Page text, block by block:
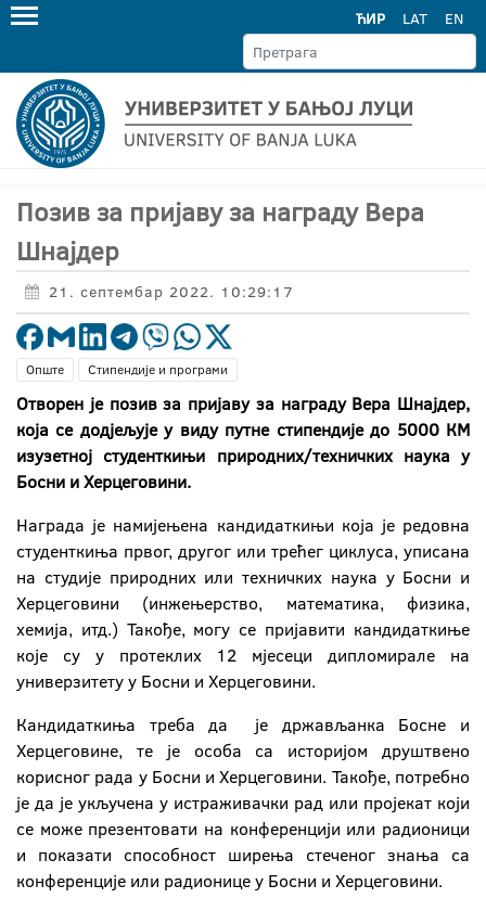
ЋИР LAT EN
Позив за пријаву за награду Вера
Шнајдер
21. септембар 2022. 10:29:17
Опште Стипендије и програми
Отворен је позив за пријаву за награду Вера Шнајдер,
која се додјељује у виду путне стипендије до 5000 КМ
изузетној студенткињи природних/техничких наука у
Босни и Херцеговини.
Награда је намијењена кандидаткињи која је редовна
студенткиња првог, другог или трећег циклуса, уписана
на студије природних или техничких наука у Босни и
Херцеговини (инжењерство, математика, физика,
хемија, итд.) Такође, могу се пријавити кандидаткиње
које су у протеклих 12 мјесеци дипломирале на
универзитету у Босни и Херцеговини.
Кандидаткиња треба да је држављанка Босне и
Херцеговине, те је особа са историјом друштвено
корисног рада у Босни и Херцеговини. Такође, потребно
је да је укључена у истраживачки рад или пројекат који
се може презентовати на конференцији или радионици
и показати способност ширења стеченог знања са
конференције или радионице у Босни и Херцеговини.